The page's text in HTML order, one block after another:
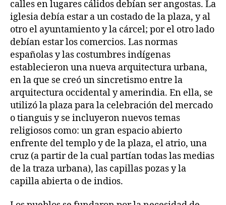
calles en lugares cálidos debían ser angostas. La
iglesia debía estar a un costado de la plaza, y al
otro el ayuntamiento y la cárcel; por el otro lado
debían estar los comercios. Las normas
españolas y las costumbres indígenas
establecieron una nueva arquitectura urbana,
en la que se creó un sincretismo entre la
arquitectura occidental y amerindia. En ella, se
utilizó la plaza para la celebración del mercado
o tianguis y se incluyeron nuevos temas
religiosos como: un gran espacio abierto
enfrente del templo y de la plaza, el atrio, una
cruz (a partir de la cual partían todas las medias
de la traza urbana), las capillas pozas y la
capilla abierta o de indios.